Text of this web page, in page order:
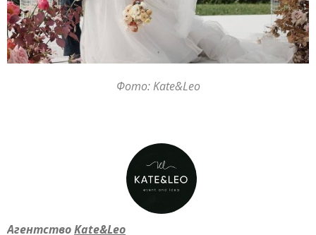
Фото: Kate&Leo
АгентствоKate&Leo